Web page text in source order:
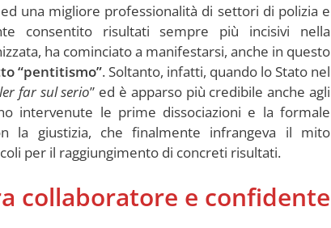
una migliore professionalità di settori di polizia e
consentito risultati sempre più incisivi nella
ha cominciato a manifestarsi, anche in questo
“pentitismo”. Soltanto, infatti, quando lo Stato nel
far sul serio” ed è apparso più credibile anche agli
intervenute le prime dissociazioni e la formale
la giustizia, che finalmente infrangeva il mito
per il raggiungimento di concreti risultati.
collaboratore e confidente